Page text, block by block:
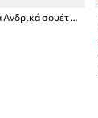
Tommy Hilfiger μοκασίνια Ανδρικά σουέτ MODERN LIGHT SUEDE LOAFER